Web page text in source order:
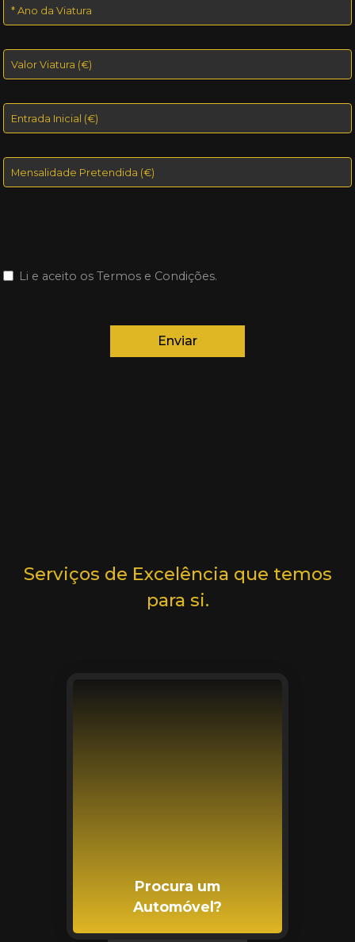
Li e aceito os Termos e Condições.
Enviar
Serviços de Excelência que temos
para si.
Procura um
Automóvel?